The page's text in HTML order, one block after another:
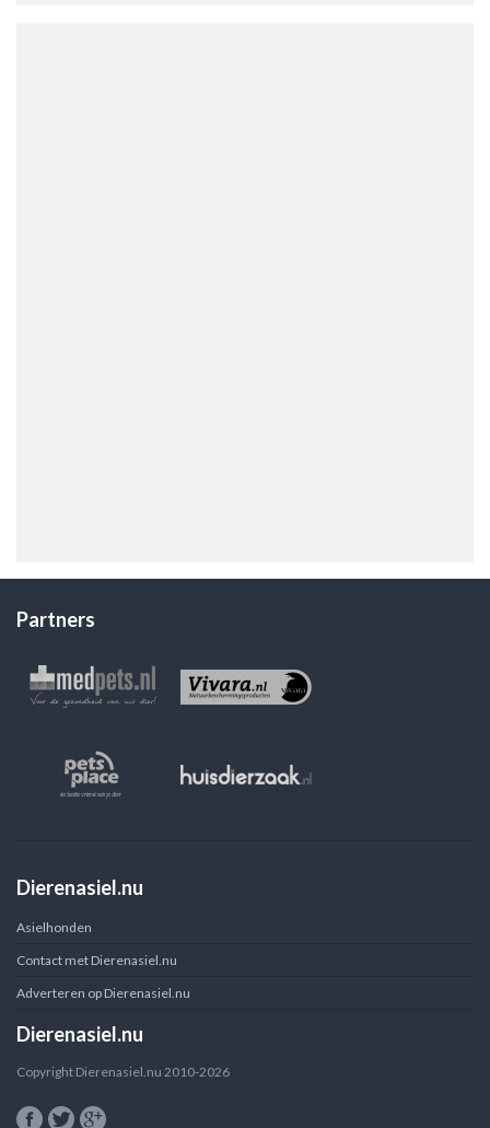
Partners
Dierenasiel.nu
Asielhonden
Contact met Dierenasiel.nu
Adverteren op Dierenasiel.nu
Dierenasiel.nu
Copyright Dierenasiel.nu 2010-2026